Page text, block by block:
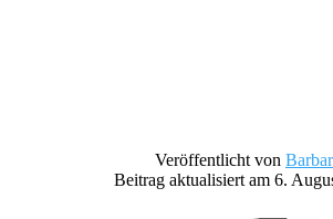
Veröffentlicht von
Beitrag aktualisiert am 6.